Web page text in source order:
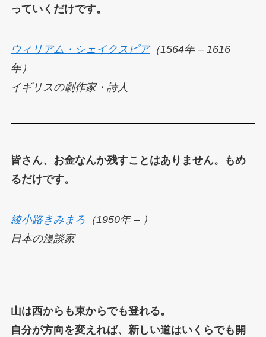
っていくだけです。
ウィリアム・シェイクスピア（1564年 – 1616
年）
イギリスの劇作家・詩人
皆さん、お金なんか残すことはありません。もめ
るだけです。
綾小路きみまろ （1950年 – ）
日本の漫談家
山は西からも東からでも登れる。
自分が方向を変えれば、新しい道はいくらでも開